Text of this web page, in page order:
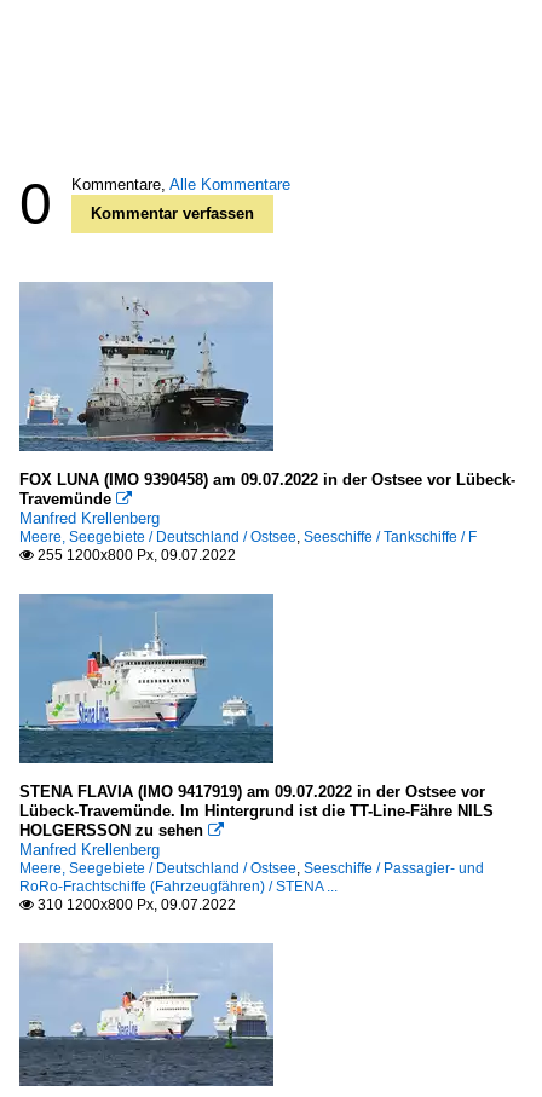
0 Kommentare, Alle Kommentare
Kommentar verfassen
FOX LUNA (IMO 9390458) am 09.07.2022 in der Ostsee vor Lübeck-
Travemünde 
Manfred Krellenberg
Meere, Seegebiete / Deutschland / Ostsee, Seeschiffe / Tankschiffe / F
 255 1200x800 Px, 09.07.2022
STENA FLAVIA (IMO 9417919) am 09.07.2022 in der Ostsee vor
Lübeck-Travemünde. Im Hintergrund ist die TT-Line-Fähre NILS
HOLGERSSON zu sehen 
Manfred Krellenberg
Meere, Seegebiete / Deutschland / Ostsee, Seeschiffe / Passagier- und
RoRo-Frachtschiffe (Fahrzeugfähren) / STENA ...
 310 1200x800 Px, 09.07.2022